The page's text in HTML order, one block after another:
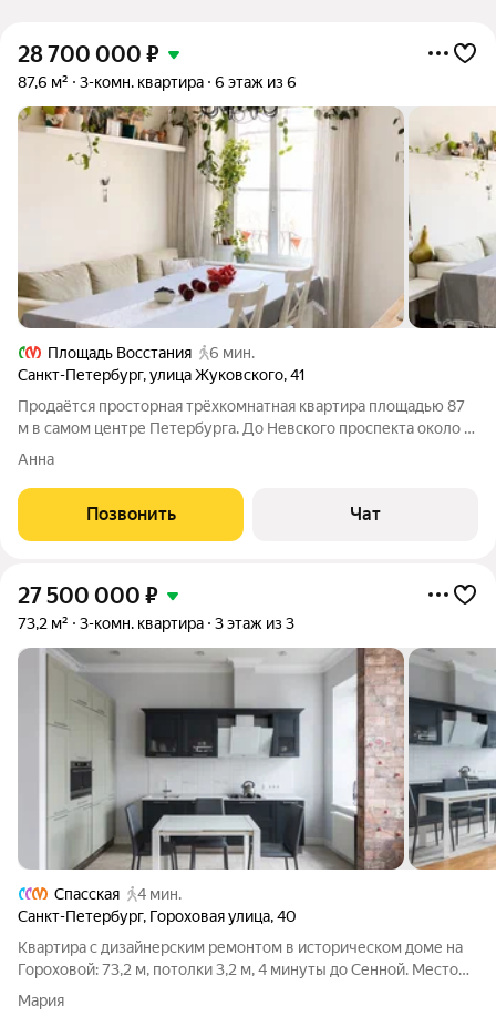
28 700 000 ₽
87,6 м² 3-комн. квартира 6 этаж из 6
Площадь Восстания
6 мин.
Санкт-Петербург,улица Жуковского,41
Продаётся просторная трёхкомнатная квартира площадью 87
м в самом центре Петербурга. До Невского проспекта около 5
минут пешком, до Московского вокзала около 10 минут.
одно окно не выходит
Анна
Позвонить Чат
27 500 000 ₽
73,2 м² 3-комн. квартира 3 этаж из 3
Спасская
4 мин.
Санкт-Петербург, Гороховая улица,40
Квартира с дизайнерским ремонтом в историческом доме на
Гороховой: 73,2 м, потолки 3,2 м, 4 минуты до Сенной. Место
Гороховая, 40 Дом Васильевых, лицевой корпус в стиле
классицизм 1820-х годов. Фонтанка в 4 минутах пешком,
Мария